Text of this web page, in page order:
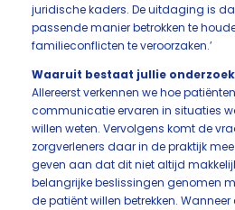
juridische kaders. De uitdaging is
passende manier betrokken te
familieconflicten te veroorzaken.’
Waaruit bestaat jullie
Allereerst verkennen we hoe
communicatie ervaren in situaties
willen weten. Vervolgens komt de
zorgverleners daar in de praktijk
geven aan dat dit niet altijd
belangrijke beslissingen genomen
de patiënt willen betrekken.